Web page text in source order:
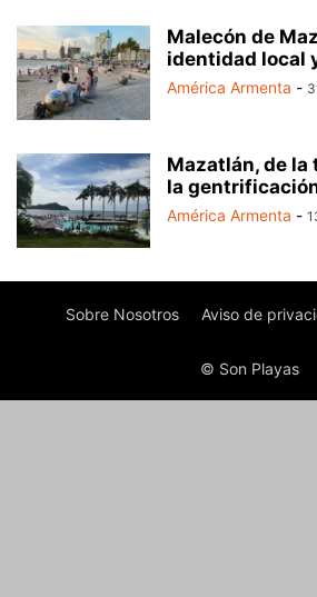
Malecón de
identidad local
América Armenta -
Mazatlán, de
la
América Armenta -
Sobre Nosotros Aviso de
© Son Playas